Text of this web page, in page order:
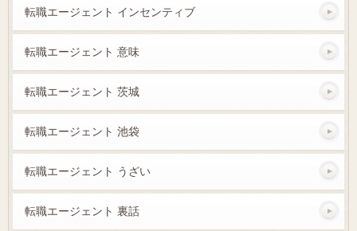
転職エージェント インセンティブ
転職エージェント 意味
転職エージェント 茨城
転職エージェント 池袋
転職エージェント うざい
転職エージェント 裏話